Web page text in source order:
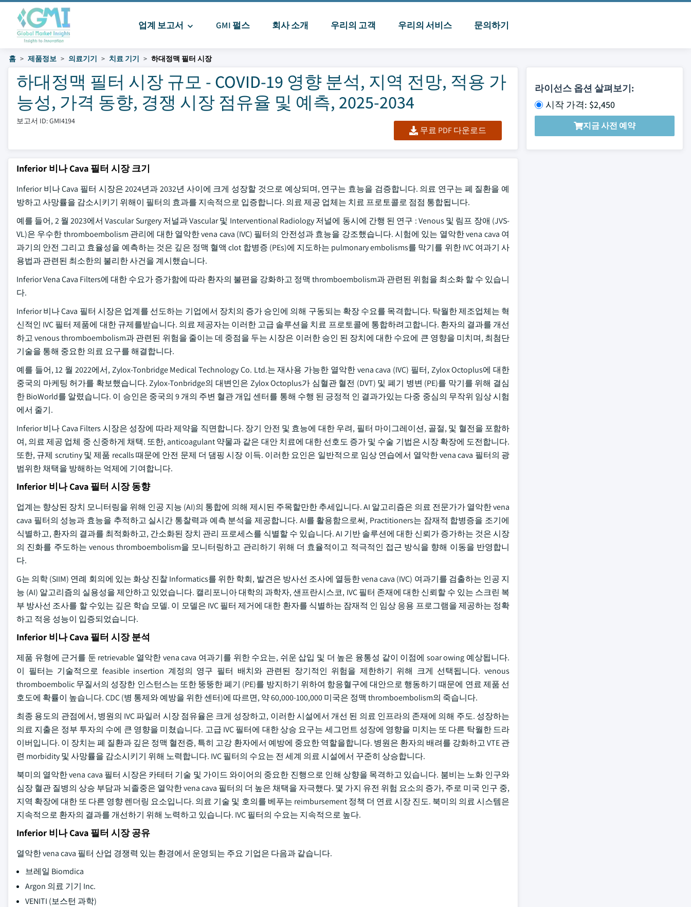
업계 보고서 GMI 펄스 회사 소개 우리의 고객 우리의 서비스 문의하기
홈 제품정보 의료기기 치료 기기 하대정맥 필터 시장
하대정맥 필터 시장 규모 - COVID-19 영향 분석, 지역 전망, 적용 가
능성, 가격 동향, 경쟁 시장 점유율 및 예측, 2025-2034
보고서 ID: GMI4194
무료 PDF 다운로드
라이선스 옵션 살펴보기:
시작 가격: $2,450
지금 사전 예약
Inferior 비나 Cava 필터 시장 크기
Inferior 비나 Cava 필터 시장은 2024년과 2032년 사이에 크게 성장할 것으로 예상되며, 연구는 효능을 검증합니다. 의료 연구는 폐 질환을 예
방하고 사망률을 감소시키기 위해이 필터의 효과를 지속적으로 입증합니다. 의료 제공 업체는 치료 프로토콜로 점점 통합됩니다.
예를 들어, 2 월 2023에서 Vascular Surgery 저널과 Vascular 및 Interventional Radiology 저널에 동시에 간행 된 연구 : Venous 및 림프 장애 (JVS-
VL)은 우수한 thromboembolism 관리에 대한 열악한 vena cava (IVC) 필터의 안전성과 효능을 강조했습니다. 시험에 있는 열악한 vena cava 여
과기의 안전 그리고 효율성을 예측하는 것은 깊은 정맥 혈액 clot 합병증 (PEs)에 지도하는 pulmonary embolisms를 막기를 위한 IVC 여과기 사
용법과 관련된 최소한의 불리한 사건을 계시했습니다.
Inferior Vena Cava Filters에 대한 수요가 증가함에 따라 환자의 불편을 강화하고 정맥 thromboembolism과 관련된 위험을 최소화 할 수 있습니
다.
Inferior 비나 Cava 필터 시장은 업계를 선도하는 기업에서 장치의 증가 승인에 의해 구동되는 확장 수요를 목격합니다. 탁월한 제조업체는 혁
신적인 IVC 필터 제품에 대한 규제를받습니다. 의료 제공자는 이러한 고급 솔루션을 치료 프로토콜에 통합하려고합니다. 환자의 결과를 개선
하고 venous thromboembolism과 관련된 위험을 줄이는 데 중점을 두는 시장은 이러한 승인 된 장치에 대한 수요에 큰 영향을 미치며, 최첨단
기술을 통해 중요한 의료 요구를 해결합니다.
예를 들어, 12 월 2022에서, Zylox-Tonbridge Medical Technology Co. Ltd.는 재사용 가능한 열악한 vena cava (IVC) 필터, Zylox Octoplus에 대한
중국의 마케팅 허가를 확보했습니다. Zylox-Tonbridge의 대변인은 Zylox Octoplus가 심혈관 혈전 (DVT) 및 폐기 병변 (PE)를 막기를 위해 결심
한 BioWorld를 알렸습니다. 이 승인은 중국의 9 개의 주변 혈관 개입 센터를 통해 수행 된 긍정적 인 결과가있는 다중 중심의 무작위 임상 시험
에서 줄기.
Inferior 비나 Cava Filters 시장은 성장에 따라 제약을 직면합니다. 장기 안전 및 효능에 대한 우려, 필터 마이그레이션, 골절, 및 혈전을 포함하
여, 의료 제공 업체 중 신중하게 채택. 또한, anticoagulant 약물과 같은 대안 치료에 대한 선호도 증가 및 수술 기법은 시장 확장에 도전합니다.
또한, 규제 scrutiny 및 제품 recalls 때문에 안전 문제 더 댐핑 시장 이득. 이러한 요인은 일반적으로 임상 연습에서 열악한 vena cava 필터의 광
범위한 채택을 방해하는 억제에 기여합니다.
Inferior 비나 Cava 필터 시장 동향
업계는 향상된 장치 모니터링을 위해 인공 지능 (AI)의 통합에 의해 제시된 주목할만한 추세입니다. AI 알고리즘은 의료 전문가가 열악한 vena
cava 필터의 성능과 효능을 추적하고 실시간 통찰력과 예측 분석을 제공합니다. AI를 활용함으로써, Practitioners는 잠재적 합병증을 조기에
식별하고, 환자의 결과를 최적화하고, 간소화된 장치 관리 프로세스를 식별할 수 있습니다. AI 기반 솔루션에 대한 신뢰가 증가하는 것은 시장
의 진화를 주도하는 venous thromboembolism을 모니터링하고 관리하기 위해 더 효율적이고 적극적인 접근 방식을 향해 이동을 반영합니
다.
G는 의학 (SIIM) 연례 회의에 있는 화상 진찰 Informatics를 위한 학회, 발견은 방사선 조사에 열등한 vena cava (IVC) 여과기를 검출하는 인공 지
능 (AI) 알고리즘의 실용성을 제안하고 있었습니다. 캘리포니아 대학의 과학자, 샌프란시스코, IVC 필터 존재에 대한 신뢰할 수 있는 스크린 복
부 방사선 조사를 할 수있는 깊은 학습 모델. 이 모델은 IVC 필터 제거에 대한 환자를 식별하는 잠재적 인 임상 응용 프로그램을 제공하는 정확
하고 적응 성능이 입증되었습니다.
Inferior 비나 Cava 필터 시장 분석
제품 유형에 근거를 둔 retrievable 열악한 vena cava 여과기를 위한 수요는, 쉬운 삽입 및 더 높은 융통성 같이 이점에 soar owing 예상됩니다.
이 필터는 기술적으로 feasible insertion 계정의 영구 필터 배치와 관련된 장기적인 위험을 제한하기 위해 크게 선택됩니다. venous
thromboembolic 무질서의 성장한 인스턴스는 또한 뚱뚱한 폐기 (PE)를 방지하기 위하여 항응혈구에 대안으로 행동하기 때문에 연료 제품 선
호도에 확률이 높습니다. CDC (병 통제와 예방을 위한 센터)에 따르면, 약 60,000-100,000 미국은 정맥 thromboembolism의 죽습니다.
최종 용도의 관점에서, 병원의 IVC 파일러 시장 점유율은 크게 성장하고, 이러한 시설에서 개선 된 의료 인프라의 존재에 의해 주도. 성장하는
의료 지출은 정부 투자의 수에 큰 영향을 미쳤습니다. 고급 IVC 필터에 대한 상승 요구는 세그먼트 성장에 영향을 미치는 또 다른 탁월한 드라
이버입니다. 이 장치는 폐 질환과 깊은 정맥 혈전증, 특히 고강 환자에서 예방에 중요한 역할을합니다. 병원은 환자의 배려를 강화하고 VTE 관
련 morbidity 및 사망률을 감소시키기 위해 노력합니다. IVC 필터의 수요는 전 세계 의료 시설에서 꾸준히 상승합니다.
북미의 열악한 vena cava 필터 시장은 카테터 기술 및 가이드 와이어의 중요한 진행으로 인해 상향을 목격하고 있습니다. 붐비는 노화 인구와
심장 혈관 질병의 상승 부담과 뇌졸중은 열악한 vena cava 필터의 더 높은 채택을 자극했다. 몇 가지 유전 위험 요소의 증가, 주로 미국 인구 중,
지역 확장에 대한 또 다른 영향 렌더링 요소입니다. 의료 기술 및 호의를 베푸는 reimbursement 정책 더 연료 시장 진도. 북미의 의료 시스템은
지속적으로 환자의 결과를 개선하기 위해 노력하고 있습니다. IVC 필터의 수요는 지속적으로 높다.
Inferior 비나 Cava 필터 시장 공유
열악한 vena cava 필터 산업 경쟁력 있는 환경에서 운영되는 주요 기업은 다음과 같습니다.
브레일 Biomdica
Argon 의료 기기 Inc.
VENITI (보스턴 과학)